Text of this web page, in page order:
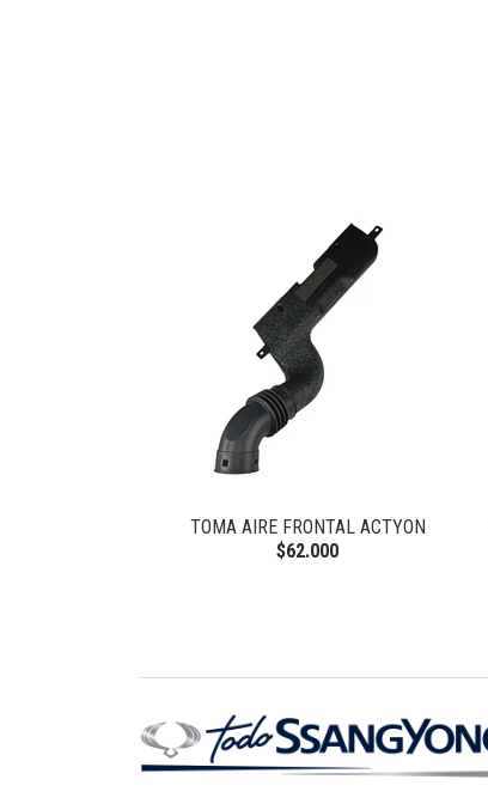
TOMA AIRE FRONTAL ACTYON
$62.000